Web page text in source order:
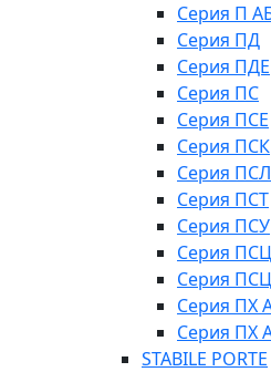
Серия П
Серия ПД
Серия ПДЕ
Серия ПС
Серия ПСЕ
Серия ПСК
Серия ПСЛ
Серия ПСТ
Серия ПСУ
Серия ПСЦ
Серия
Серия ПХ
Серия ПХ
STABILE PORTE